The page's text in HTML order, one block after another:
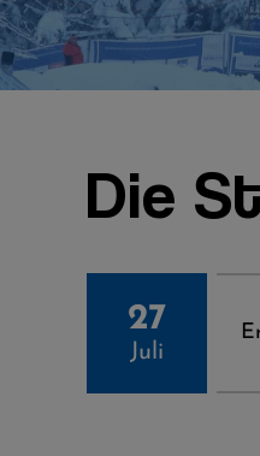
Die
27
Juli